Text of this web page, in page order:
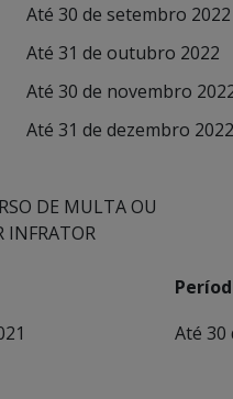
Até 30 de setembro 2022
Até 31 de outubro 2022
Até 30 de novembro
Até 31 de dezembro 2022
DE MULTA OU
INFRATOR
Até 30 de